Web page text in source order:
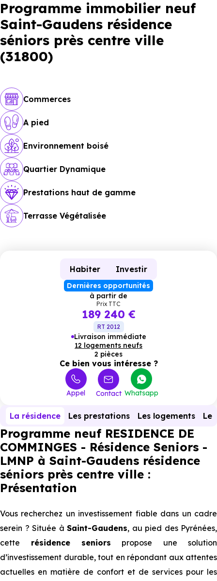
Programme immobilier neuf
Saint-Gaudens résidence
séniors près centre ville
(31800)
Commerces
A pied
Environnement boisé
Quartier Dynamique
Prestations haut de gamme
Terrasse Végétalisée
Habiter Investir
Dernières opportunités
à partir de
Prix TTC
189 240 €
RT 2012
Livraison immédiate
12 logements neufs
2 pièces
Ce bien vous intéresse ?
Appel Contact Whatsapp
La résidence Les prestations Les logements Le
Programme neuf RESIDENCE DE
COMMINGES - Résidence Seniors -
LMNP à Saint-Gaudens résidence
séniors près centre ville :
Présentation
Vous recherchez un investissement fiable dans un cadre
serein ? Située à Saint-Gaudens, au pied des Pyrénées,
cette résidence seniors propose une solution
d’investissement durable, tout en répondant aux attentes
actuelles en matière de confort et de services pour les